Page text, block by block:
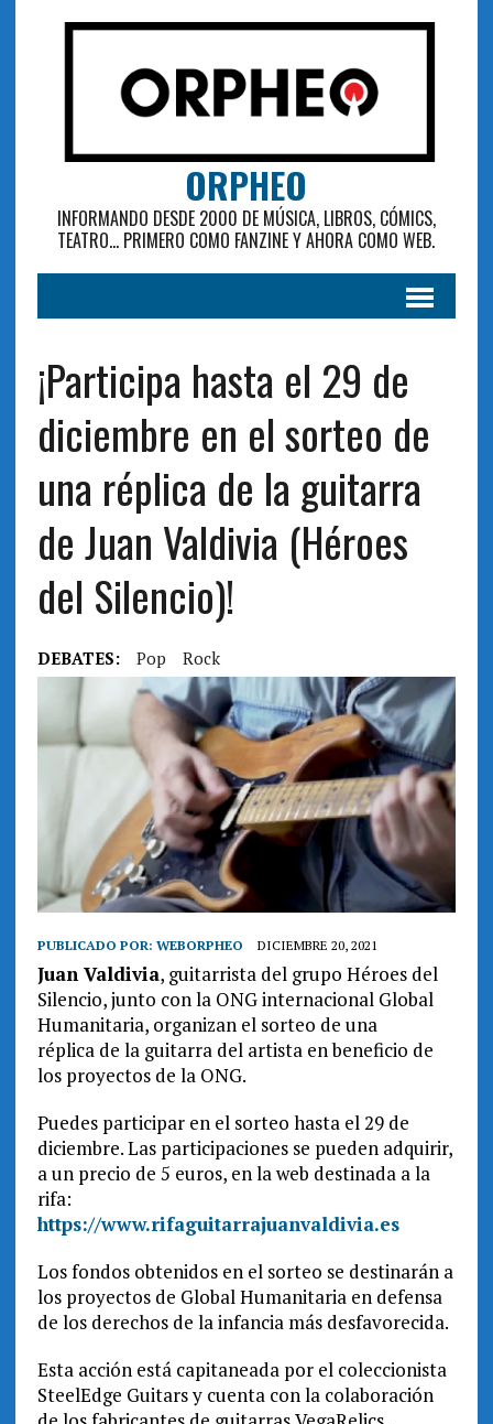
ORPHEO
INFORMANDO DESDE 2000 DE MÚSICA, LIBROS, CÓMICS,
TEATRO... PRIMERO COMO FANZINE Y AHORA COMO WEB.
¡Participa hasta el 29 de
diciembre en el sorteo de
una réplica de la guitarra
de Juan Valdivia (Héroes
del Silencio)!
DEBATES: Pop Rock
PUBLICADO POR: WEBORPHEO DICIEMBRE 20, 2021
Juan Valdivia, guitarrista del grupo Héroes del
Silencio, junto con la ONG internacional Global
Humanitaria, organizan el sorteo de una
réplica de la guitarra del artista en beneficio de
los proyectos de la ONG.
Puedes participar en el sorteo hasta el 29 de
diciembre. Las participaciones se pueden adquirir,
a un precio de 5 euros, en la web destinada a la
rifa:
https://www.rifaguitarrajuanvaldivia.es
Los fondos obtenidos en el sorteo se destinarán a
los proyectos de Global Humanitaria en defensa
de los derechos de la infancia más desfavorecida.
Esta acción está capitaneada por el coleccionista
SteelEdge Guitars y cuenta con la colaboración